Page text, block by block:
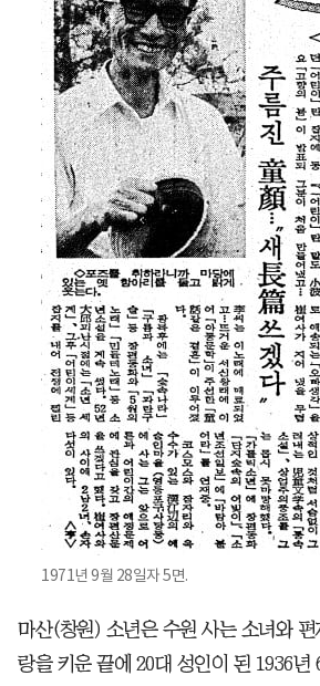
1971년 9월 28일자 5면.
마산(창원) 소년은 수원 사는 소녀와 편
랑을 키운 끝에 20대 성인이 된 1936년